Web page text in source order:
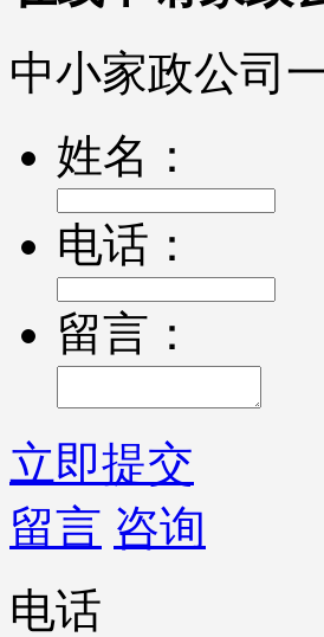
中小家政公司
姓名：
电话：
留言：
立即提交
留言 咨询
电话